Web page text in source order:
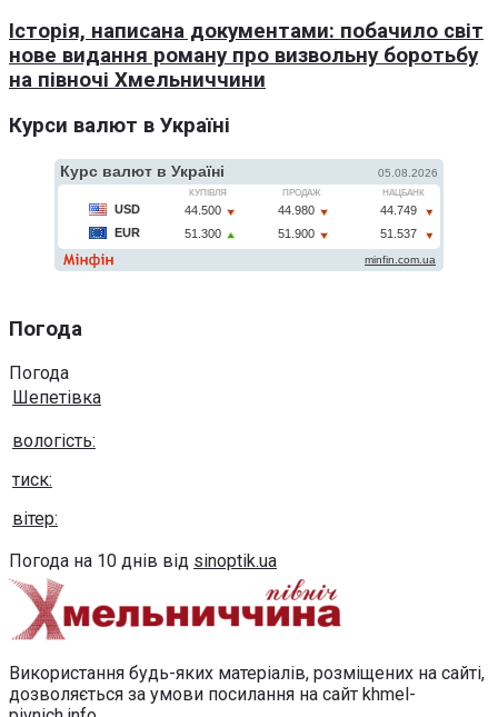
Історія, написана документами: побачило світ
нове видання роману про визвольну боротьбу
на півночі Хмельниччини
Курси валют в Україні
Погода
Погода
Шепетівка
вологість:
тиск:
вітер:
Погода на 10 днів від sinoptik.ua
Використання будь-яких матеріалів, розміщених на сайті,
дозволяється за умови посилання на сайт khmel-